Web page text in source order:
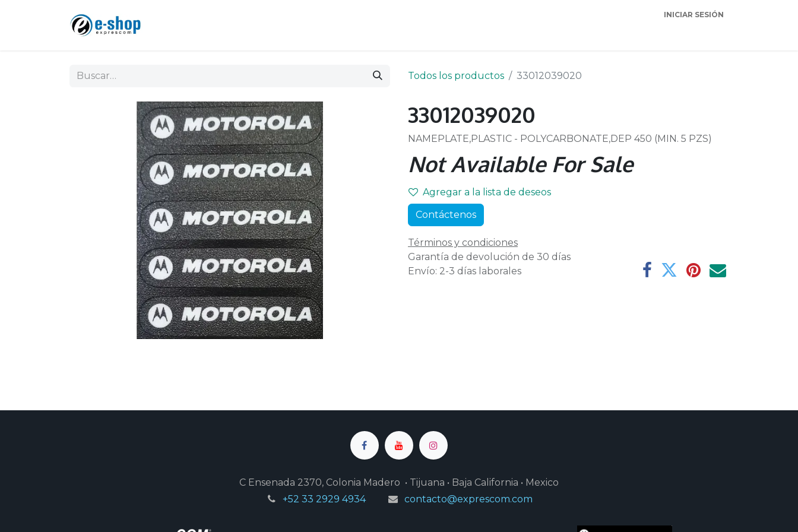
INICIAR SESIÓN
Todos los productos 33012039020
33012039020
NAMEPLATE,PLASTIC - POLYCARBONATE,DEP 450 (MIN. 5 PZS)
Not Available For Sale
Agregar a la lista de deseos
Contáctenos
Términos y condiciones
Garantía de devolución de 30 días
Envío: 2-3 días laborales
C Ensenada 2370, Colonia Madero • Tijuana • Baja California • Mexico
+52 33 2929 4934
contacto@exprescom.com